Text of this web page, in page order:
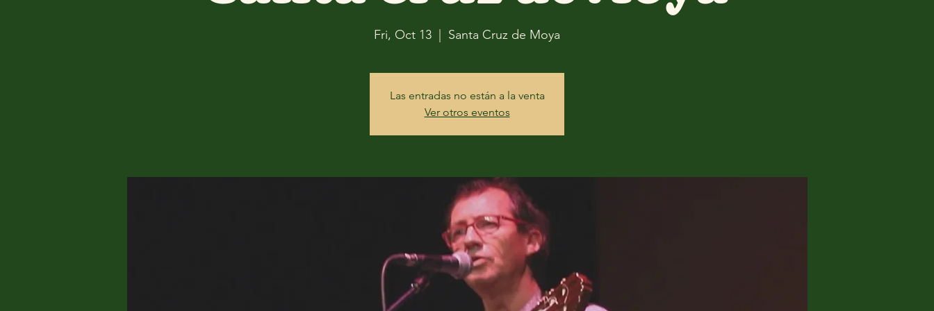
Fri, Oct 13 Santa Cruz de Moya
Las entradas no están a la venta
Ver otros eventos